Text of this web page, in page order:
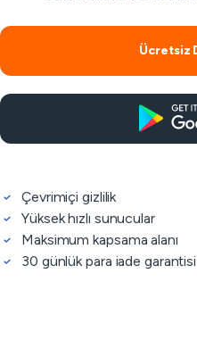
Ücretsiz
Çevrimiçi gizlilik
Yüksek hızlı sunucular
Maksimum kapsama alanı
30 günlük para iade garantisi